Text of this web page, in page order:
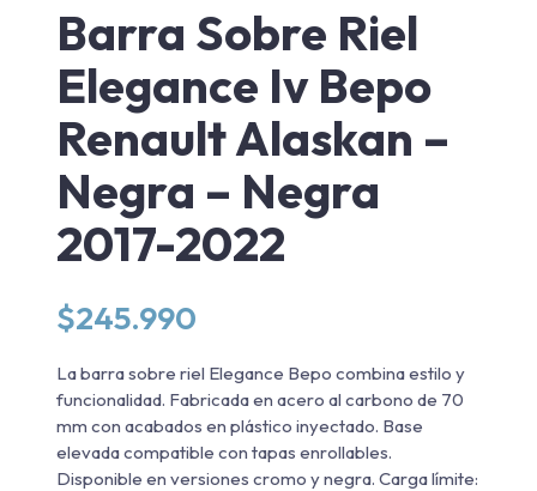
Barra Sobre Riel
Elegance Iv Bepo
Renault Alaskan –
Negra – Negra
2017-2022
$245.990
La barra sobre riel Elegance Bepo combina estilo y
funcionalidad. Fabricada en acero al carbono de 70
mm con acabados en plástico inyectado. Base
elevada compatible con tapas enrollables.
Disponible en versiones cromo y negra. Carga límite: